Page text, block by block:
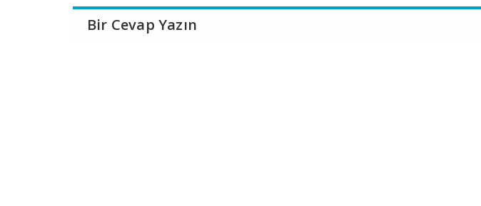
Bir Cevap Yazın